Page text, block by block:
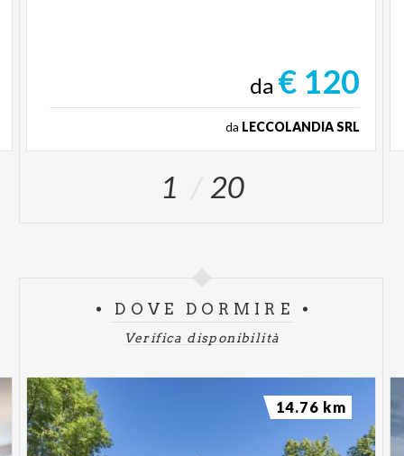
da € 120
da LECCOLANDIA SRL
1 20
DOVE DORMIRE
Verifica disponibilità
14.76 km